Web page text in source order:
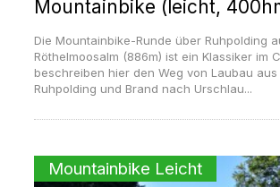
Mountainbike (leicht,
Die Mountainbike-Runde über Ruhpolding
Röthelmoosalm (886m) ist ein Klassiker im
beschreiben hier den Weg von Laubau
Ruhpolding und Brand nach Urschlau...
Mountainbike Leicht